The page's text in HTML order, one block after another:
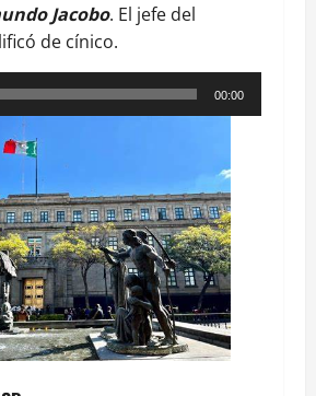
Jacobo. El jefe del
de cínico.
00:00